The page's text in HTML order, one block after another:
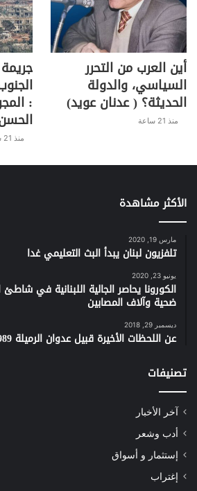
أين العرب من التحرر
السياسي، والدولة
الحديثة؟ ( عدنان عويد)
منذ 21 ساعة
:
منذ 21 ساعة
الأكثر مشاهدة
مارس 19, 2020
تلفزيون لبنان يبدأ البث التعليمي غدا
يونيو 23, 2020
الكورونا يحاصر الجالية اللبنانية في
ضحية وآلاف المصابين
ديسمبر 29, 2018
عن اللحظات الأخيرة قبيل عدوان الرميلة 1989
تصنيفات
آخر الأخبار
أدب وشعر
إستثمار و أسواق
إغتراب